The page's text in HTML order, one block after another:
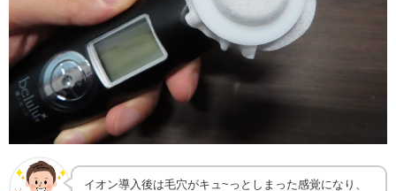
イオン導入後は毛穴がキュ~っとしまった感覚になり、